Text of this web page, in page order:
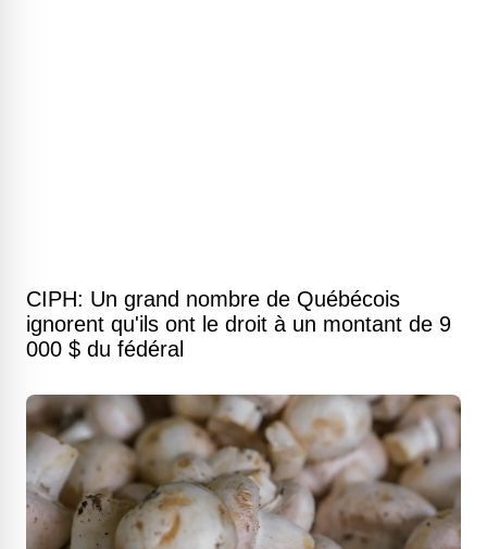
CIPH: Un grand nombre de Québécois
ignorent qu'ils ont le droit à un montant de 9
000 $ du fédéral